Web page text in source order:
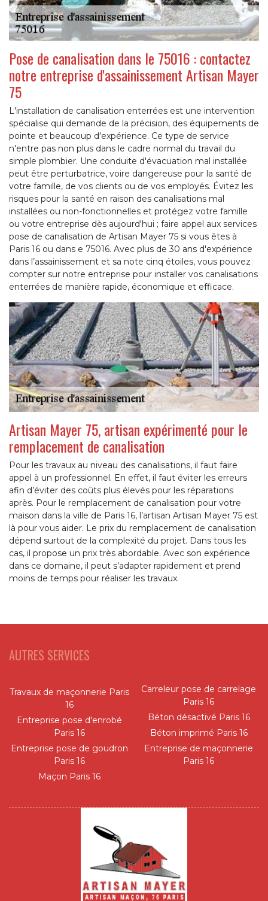
Pose de canalisation dans le 75016 : contactez
notre entreprise d'assainissement Artisan Mayer
75
L'installation de canalisation enterrées est une intervention
spécialise qui demande de la précision, des équipements de
pointe et beaucoup d'expérience. Ce type de service
n'entre pas non plus dans le cadre normal du travail du
simple plombier. Une conduite d'évacuation mal installée
peut être perturbatrice, voire dangereuse pour la santé de
votre famille, de vos clients ou de vos employés. Évitez les
risques pour la santé en raison des canalisations mal
installées ou non-fonctionnelles et protégez votre famille
ou votre entreprise dès aujourd'hui ; faire appel aux services
pose de canalisation de Artisan Mayer 75 si vous êtes à
Paris 16 ou dans e 75016. Avec plus de 30 ans d'expérience
dans l’assainissement et sa note cinq étoiles, vous pouvez
compter sur notre entreprise pour installer vos canalisations
enterrées de manière rapide, économique et efficace.
Artisan Mayer 75, artisan expérimenté pour le
remplacement de canalisation
Pour les travaux au niveau des canalisations, il faut faire
appel à un professionnel. En effet, il faut éviter les erreurs
afin d’éviter des coûts plus élevés pour les réparations
après. Pour le remplacement de canalisation pour votre
maison dans la ville de Paris 16, l’artisan Artisan Mayer 75 est
là pour vous aider. Le prix du remplacement de canalisation
dépend surtout de la complexité du projet. Dans tous les
cas, il propose un prix très abordable. Avec son expérience
dans ce domaine, il peut s’adapter rapidement et prend
moins de temps pour réaliser les travaux.
AUTRES SERVICES
Travaux de maçonnerie Paris
16
Entreprise pose d'enrobé
Paris 16
Entreprise pose de goudron
Paris 16
Maçon Paris 16
Carreleur pose de carrelage
Paris 16
Béton désactivé Paris 16
Béton imprimé Paris 16
Entreprise de maçonnerie
Paris 16